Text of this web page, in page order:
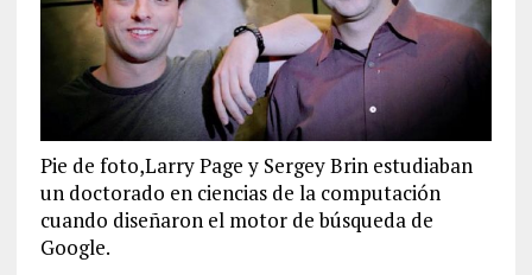
Pie de foto,Larry Page y Sergey Brin estudiaban
un doctorado en ciencias de la computación
cuando diseñaron el motor de búsqueda de
Google.